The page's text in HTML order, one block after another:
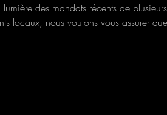
des mandats récents de plusieurs
locaux, nous voulons vous assurer que